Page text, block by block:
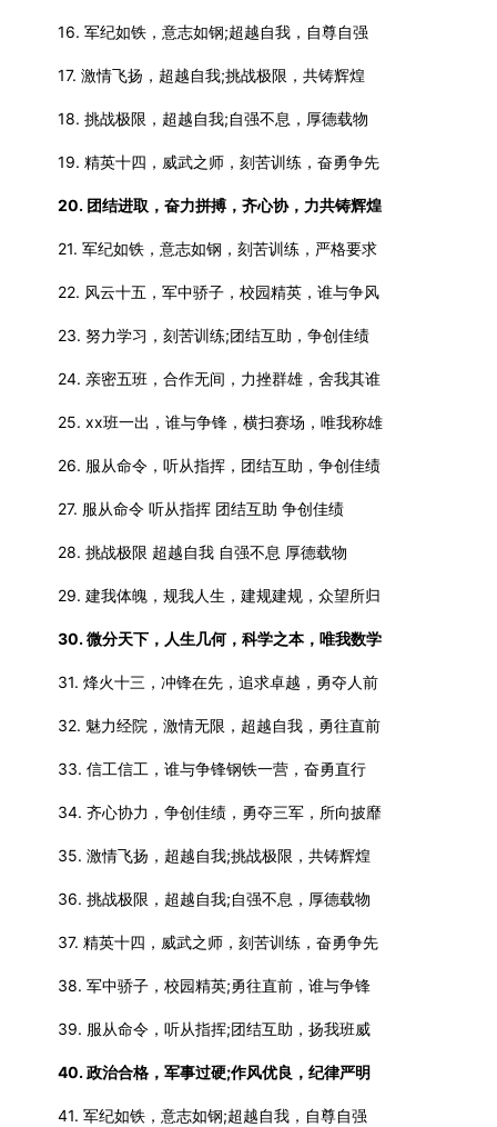
16. 军纪如铁，意志如钢;超越自我，自尊自强
17. 激情飞扬，超越自我;挑战极限，共铸辉煌
18. 挑战极限，超越自我;自强不息，厚德载物
19. 精英十四，威武之师，刻苦训练，奋勇争先
20. 团结进取，奋力拼搏，齐心协，力共铸辉煌
21. 军纪如铁，意志如钢，刻苦训练，严格要求
22. 风云十五，军中骄子，校园精英，谁与争风
23. 努力学习，刻苦训练;团结互助，争创佳绩
24. 亲密五班，合作无间，力挫群雄，舍我其谁
25. xx班一出，谁与争锋，横扫赛场，唯我称雄
26. 服从命令，听从指挥，团结互助，争创佳绩
27. 服从命令 听从指挥 团结互助 争创佳绩
28. 挑战极限 超越自我 自强不息 厚德载物
29. 建我体魄，规我人生，建规建规，众望所归
30. 微分天下，人生几何，科学之本，唯我数学
31. 烽火十三，冲锋在先，追求卓越，勇夺人前
32. 魅力经院，激情无限，超越自我，勇往直前
33. 信工信工，谁与争锋钢铁一营，奋勇直行
34. 齐心协力，争创佳绩，勇夺三军，所向披靡
35. 激情飞扬，超越自我;挑战极限，共铸辉煌
36. 挑战极限，超越自我;自强不息，厚德载物
37. 精英十四，威武之师，刻苦训练，奋勇争先
38. 军中骄子，校园精英;勇往直前，谁与争锋
39. 服从命令，听从指挥;团结互助，扬我班威
40. 政治合格，军事过硬;作风优良，纪律严明
41. 军纪如铁，意志如钢;超越自我，自尊自强